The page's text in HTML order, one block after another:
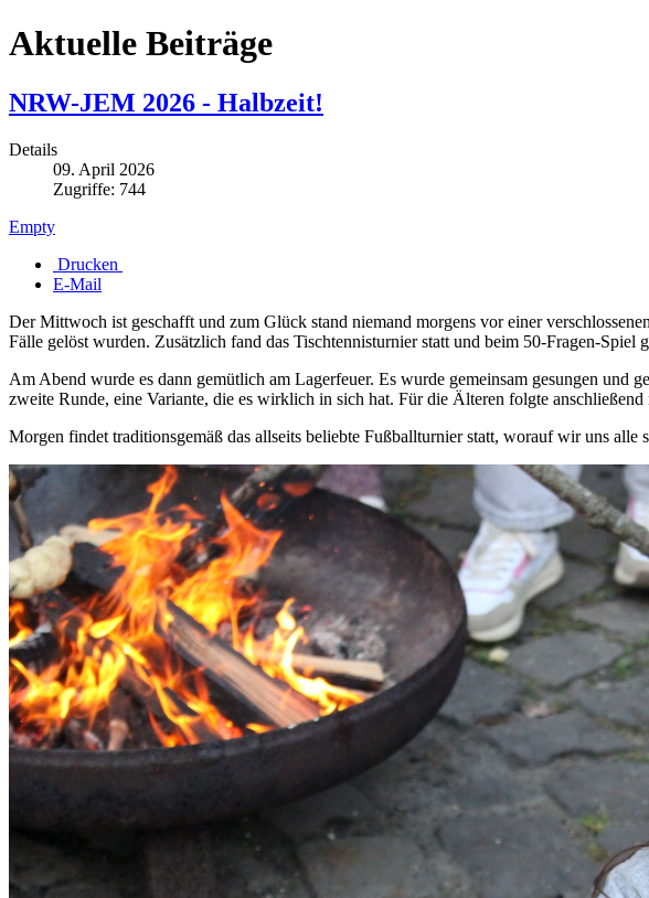
Aktuelle Beiträge
NRW-JEM 2026 - Halbzeit!
Details
09. April 2026
Zugriffe: 744
Empty
Drucken
E-Mail
Der Mittwoch ist geschafft und zum Glück stand niemand morgens vor einer
Fälle gelöst wurden. Zusätzlich fand das Tischtennisturnier statt und beim 50-Fragen-
Am Abend wurde es dann gemütlich am Lagerfeuer. Es wurde gemeinsam gesungen
zweite Runde, eine Variante, die es wirklich in sich hat. Für die Älteren folgte
Morgen findet traditionsgemäß das allseits beliebte Fußballturnier statt, worauf wir uns